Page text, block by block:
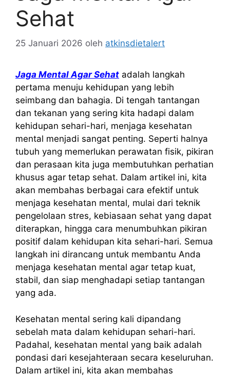
Sehat
25 Januari 2026 oleh atkinsdietalert
Jaga Mental Agar Sehat adalah langkah
pertama menuju kehidupan yang lebih
seimbang dan bahagia. Di tengah tantangan
dan tekanan yang sering kita hadapi dalam
kehidupan sehari-hari, menjaga kesehatan
mental menjadi sangat penting. Seperti halnya
tubuh yang memerlukan perawatan fisik, pikiran
dan perasaan kita juga membutuhkan perhatian
khusus agar tetap sehat. Dalam artikel ini, kita
akan membahas berbagai cara efektif untuk
menjaga kesehatan mental, mulai dari teknik
pengelolaan stres, kebiasaan sehat yang dapat
diterapkan, hingga cara menumbuhkan pikiran
positif dalam kehidupan kita sehari-hari. Semua
langkah ini dirancang untuk membantu Anda
menjaga kesehatan mental agar tetap kuat,
stabil, dan siap menghadapi setiap tantangan
yang ada.
Kesehatan mental sering kali dipandang
sebelah mata dalam kehidupan sehari-hari.
Padahal, kesehatan mental yang baik adalah
pondasi dari kesejahteraan secara keseluruhan.
Dalam artikel ini, kita akan membahas